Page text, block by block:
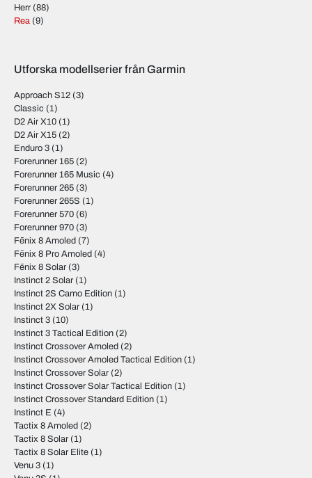
Herr (88)
Rea (9)
Utforska modellserier från Garmin
Approach S12 (3)
Classic (1)
D2 Air X10 (1)
D2 Air X15 (2)
Enduro 3 (1)
Forerunner 165 (2)
Forerunner 165 Music (4)
Forerunner 265 (3)
Forerunner 265S (1)
Forerunner 570 (6)
Forerunner 970 (3)
Fēnix 8 Amoled (7)
Fēnix 8 Pro Amoled (4)
Fēnix 8 Solar (3)
Instinct 2 Solar (1)
Instinct 2S Camo Edition (1)
Instinct 2X Solar (1)
Instinct 3 (10)
Instinct 3 Tactical Edition (2)
Instinct Crossover Amoled (2)
Instinct Crossover Amoled Tactical Edition (1)
Instinct Crossover Solar (2)
Instinct Crossover Solar Tactical Edition (1)
Instinct Crossover Standard Edition (1)
Instinct E (4)
Tactix 8 Amoled (2)
Tactix 8 Solar (1)
Tactix 8 Solar Elite (1)
Venu 3 (1)